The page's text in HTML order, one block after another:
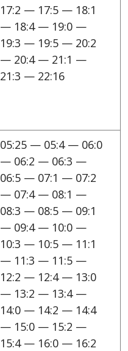
17:2 — 17:5 — 18:1
— 18:4 — 19:0 —
19:3 — 19:5 — 20:2
— 20:4 — 21:1 —
21:3 — 22:16
05:25 — 05:4 — 06:0
— 06:2 — 06:3 —
06:5 — 07:1 — 07:2
— 07:4 — 08:1 —
08:3 — 08:5 — 09:1
— 09:4 — 10:0 —
10:3 — 10:5 — 11:1
— 11:3 — 11:5 —
12:2 — 12:4 — 13:0
— 13:2 — 13:4 —
14:0 — 14:2 — 14:4
— 15:0 — 15:2 —
15:4 — 16:0 — 16:2